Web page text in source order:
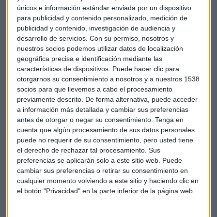
únicos e información estándar enviada por un dispositivo
para publicidad y contenido personalizado, medición de
publicidad y contenido, investigación de audiencia y
desarrollo de servicios. Con su permiso, nosotros y
nuestros socios podemos utilizar datos de localización
geográfica precisa e identificación mediante las
características de dispositivos. Puede hacer clic para
otorgarnos su consentimiento a nosotros y a nuestros 1538
socios para que llevemos a cabo el procesamiento
previamente descrito. De forma alternativa, puede acceder
a información más detallada y cambiar sus preferencias
antes de otorgar o negar su consentimiento. Tenga en
cuenta que algún procesamiento de sus datos personales
puede no requerir de su consentimiento, pero usted tiene
el derecho de rechazar tal procesamiento. Sus
preferencias se aplicarán solo a este sitio web. Puede
cambiar sus preferencias o retirar su consentimiento en
cualquier momento volviendo a este sitio y haciendo clic en
el botón "Privacidad" en la parte inferior de la página web.
Y en este caso, cuando decimos ‘todo tipo de información’,
lo decimos sabiendo que abarcamos todos aquellos
rincones de nuestro mercado que puedan parecernos solo
accesibles para expertos en la materia.
Si estamos buscando saber
cómo comprar acciones de la mejor manera , tenemos a
nuestra entera disposición gran cantidad de consejos,
claves y recomendaciones que nos ayudarán a conseguirlo.
Lo mejor de todo, es que podemos acceder a estos
conocimientos desde la comodidad de nuestra propia casa,
en el momento que mejor se adapte a nosotros, con tan solo
un ordenador, una tableta o nuestro teléfono móvil.
Más concretamente, queremos destacar la guía de Bolsa24,
que nos proporciona todas las herramientas y ventajas que